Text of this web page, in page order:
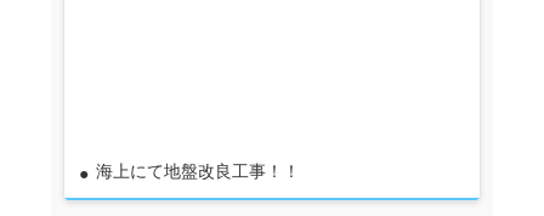
海上にて地盤改良工事！！